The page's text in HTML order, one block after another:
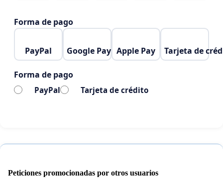
Forma de pago
PayPal Google Pay Apple Pay Tarjeta de
Forma de pago
PayPal Tarjeta de crédito
Peticiones promocionadas por otros usuarios